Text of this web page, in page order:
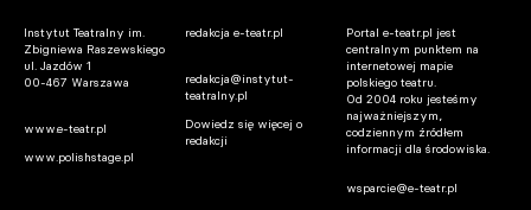
Instytut Teatralny im.
Zbigniewa Raszewskiego
ul. Jazdów 1
00-467 Warszawa
www.e-teatr.pl
www.polishstage.pl
redakcja e-teatr.pl
redakcja@instytut-
teatralny.pl
Dowiedz się więcej o
redakcji
Portal e-teatr.pl jest
centralnym punktem na
internetowej mapie
polskiego teatru.
Od 2004 roku jesteśmy
najważniejszym,
codziennym źródłem
informacji dla środowiska.
wsparcie@e-teatr.pl